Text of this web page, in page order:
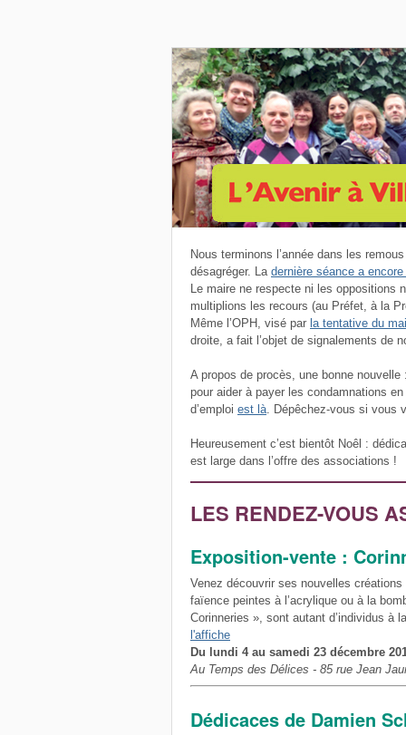
Nous terminons l’année dans les
désagréger. La dernière séance a
Le maire ne respecte ni les oppositions
multiplions les recours (au Préfet, à la
Même l’OPH, visé par la tentative du
droite, a fait l’objet de signalements de
A propos de procès, une bonne
pour aider à payer les condamnations
d’emploi est là. Dépêchez-vous si vous
Heureusement c’est bientôt Noêl :
est large dans l’offre des associations !
LES RENDEZ-VOUS
Exposition-vente :
Venez découvrir ses nouvelles
faïence peintes à l’acrylique ou à la
Corinneries », sont autant d’individus à
l'affiche
Du lundi 4 au samedi 23 décembre
Au Temps des Délices - 85 rue Jean
Dédicaces de Damien